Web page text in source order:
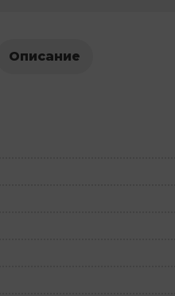
Описание